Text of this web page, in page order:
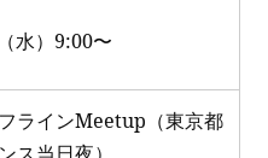
水）9:00〜
ラインMeetup（東京都